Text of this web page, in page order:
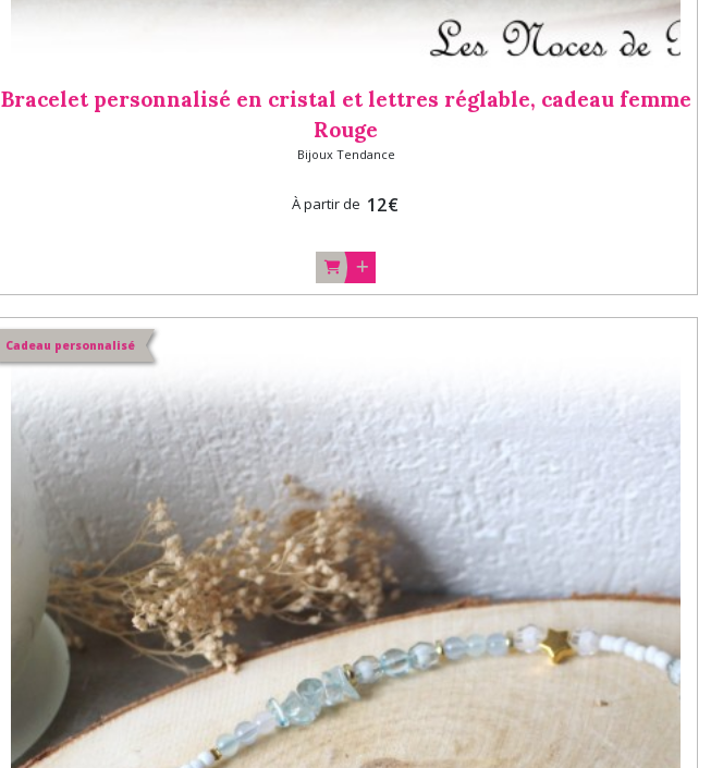
Bracelet personnalisé en cristal et lettres réglable, cadeau femme
Rouge
Bijoux Tendance
À partir de 12€
Cadeau personnalisé